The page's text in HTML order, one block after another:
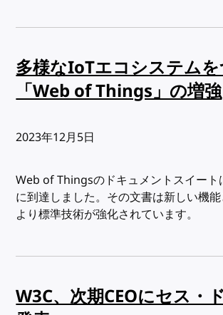
多様なIoTエコシステム
「Web of Things」の増強
出版日:
2023年12月5日
Web of Thingsのドキュメントスイート
に到達しました。その文書は新しい機
より標準技術が強化されています。
W3C、次期CEOにセス・